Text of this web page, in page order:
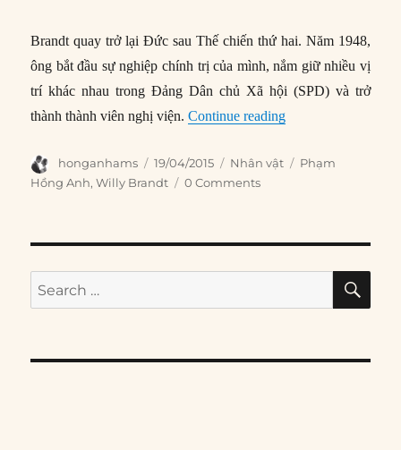
Brandt quay trở lại Đức sau Thế chiến thứ hai. Năm 1948,
ông bắt đầu sự nghiệp chính trị của mình, nắm giữ nhiều vị
trí khác nhau trong Đảng Dân chủ Xã hội (SPD) và trở
thành thành viên nghị viện.Continue reading“Willy Brandt –
Author
honganhams
Posted
on
19/04/2015 Categories
Nhân vật Tags
Phạm
Hồng Anh,Willy Brandt 0 Comments
Search
for: